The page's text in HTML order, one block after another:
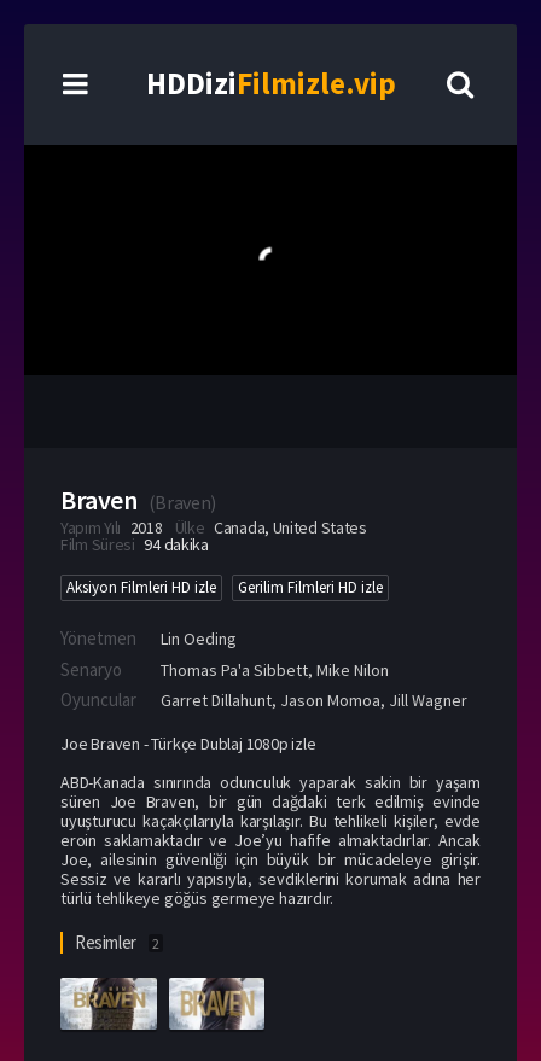
HDDiziFilmizle.vip
Braven (Braven)
Yapım Yılı 2018 Ülke Canada, United States
Film Süresi 94 dakika
Aksiyon Filmleri HD izle Gerilim Filmleri HD izle
Yönetmen Lin Oeding
Senaryo Thomas Pa'a Sibbett, Mike Nilon
Oyuncular Garret Dillahunt, Jason Momoa, Jill Wagner
Joe Braven - Türkçe Dublaj 1080p izle
ABD-Kanada sınırında odunculuk yaparak sakin bir yaşam
süren Joe Braven, bir gün dağdaki terk edilmiş evinde
uyuşturucu kaçakçılarıyla karşılaşır. Bu tehlikeli kişiler, evde
eroin saklamaktadır ve Joe’yu hafife almaktadırlar. Ancak
Joe, ailesinin güvenliği için büyük bir mücadeleye girişir.
Sessiz ve kararlı yapısıyla, sevdiklerini korumak adına her
türlü tehlikeye göğüs germeye hazırdır.
Resimler 2